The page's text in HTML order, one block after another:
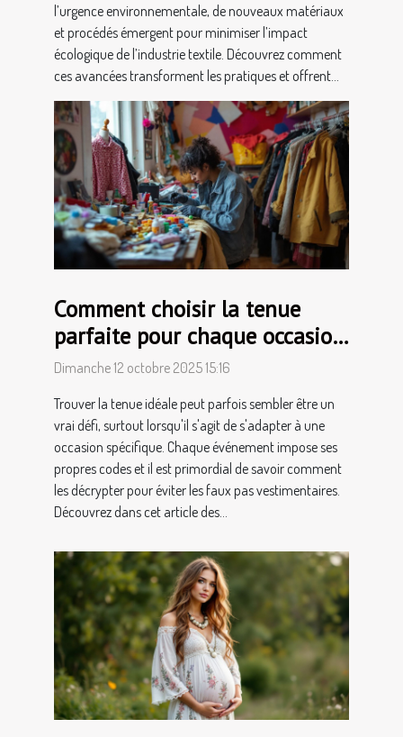
l’urgence environnementale, de nouveaux matériaux
et procédés émergent pour minimiser l’impact
écologique de l’industrie textile. Découvrez comment
ces avancées transforment les pratiques et offrent...
Comment choisir la tenue
parfaite pour chaque occasion
?
Dimanche 12 octobre 2025 15:16
Trouver la tenue idéale peut parfois sembler être un
vrai défi, surtout lorsqu'il s'agit de s'adapter à une
occasion spécifique. Chaque événement impose ses
propres codes et il est primordial de savoir comment
les décrypter pour éviter les faux pas vestimentaires.
Découvrez dans cet article des...